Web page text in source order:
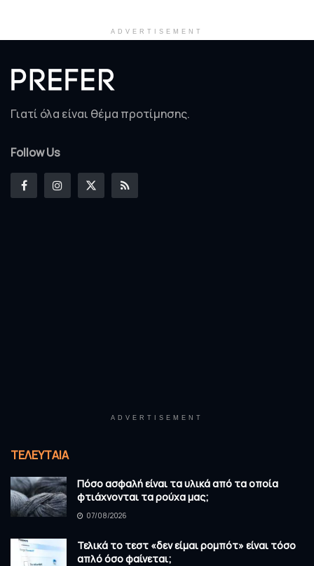
ADVERTISEMENT
Γιατί όλα είναι θέμα προτίμησης.
Follow Us
ADVERTISEMENT
ΤΕΛΕΥΤΑΊΑ
Πόσο ασφαλή είναι τα υλικά από τα οποία
φτιάχνονται τα ρούχα μας;
07/08/2026
Τελικά το τεστ «δεν είμαι ρομπότ» είναι τόσο
απλό όσο φαίνεται;